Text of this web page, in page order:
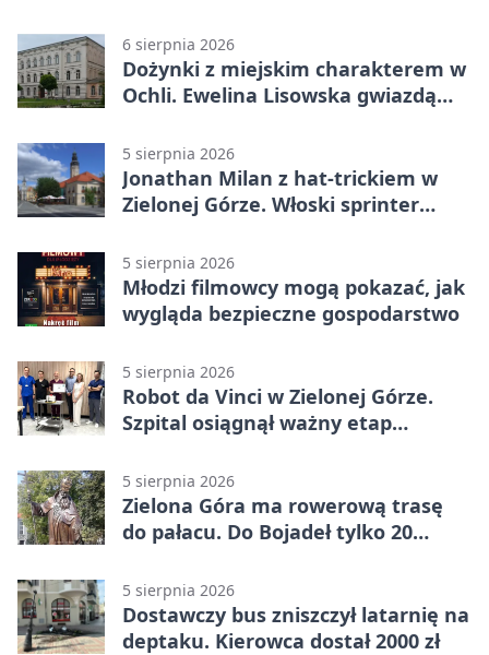
6 sierpnia 2026
Dożynki z miejskim charakterem w
Ochli. Ewelina Lisowska gwiazdą
5 sierpnia 2026
Jonathan Milan z hat-trickiem w
Zielonej Górze. Włoski sprinter
5 sierpnia 2026
Młodzi filmowcy mogą pokazać, jak
wygląda bezpieczne gospodarstwo
5 sierpnia 2026
Robot da Vinci w Zielonej Górze.
Szpital osiągnął ważny etap
5 sierpnia 2026
Zielona Góra ma rowerową trasę
do pałacu. Do Bojadeł tylko 20
5 sierpnia 2026
Dostawczy bus zniszczył latarnię na
deptaku. Kierowca dostał 2000 zł